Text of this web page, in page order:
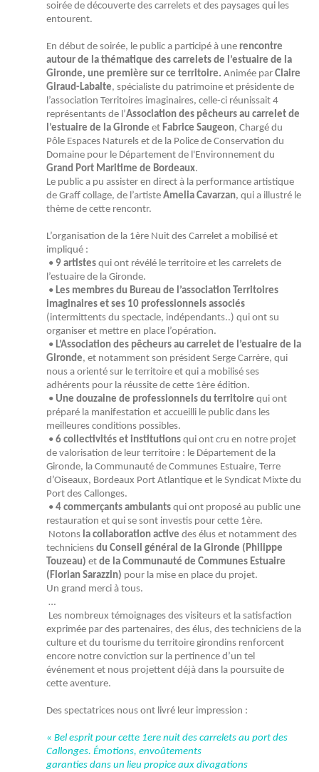
soirée de découverte des carrelets et des paysages qui les
entourent.
En début de soirée, le public a participé à une rencontre
autour de la thématique des carrelets de l’estuaire de la
Gironde, une première sur ce territoire. Animée par Claire
Giraud-Labalte, spécialiste du patrimoine et présidente de
l’association Territoires imaginaires, celle-ci réunissait 4
représentants de l’Association des pêcheurs au carrelet de
l’estuaire de la Gironde et Fabrice Saugeon, Chargé du
Pôle Espaces Naturels et de la Police de Conservation du
Domaine pour le Département de l'Environnement du
Grand Port Maritime de Bordeaux.
Le public a pu assister en direct à la performance artistique
de Graff collage, de l’artiste Amelia Cavarzan, qui a illustré le
thème de cette rencontr.
L’organisation de la 1ère Nuit des Carrelet a mobilisé et
impliqué :
• 9 artistes qui ont révélé le territoire et les carrelets de
l’estuaire de la Gironde.
• Les membres du Bureau de l’association Territoires
imaginaires et ses 10 professionnels associés
(intermittents du spectacle, indépendants..) qui ont su
organiser et mettre en place l’opération.
• L’Association des pêcheurs au carrelet de l’estuaire de la
Gironde, et notamment son président Serge Carrère, qui
nous a orienté sur le territoire et qui a mobilisé ses
adhérents pour la réussite de cette 1ère édition.
• Une douzaine de professionnels du territoire qui ont
préparé la manifestation et accueilli le public dans les
meilleures conditions possibles.
• 6 collectivités et institutions qui ont cru en notre projet
de valorisation de leur territoire : le Département de la
Gironde, la Communauté de Communes Estuaire, Terre
d’Oiseaux, Bordeaux Port Atlantique et le Syndicat Mixte du
Port des Callonges.
• 4 commerçants ambulants qui ont proposé au public une
restauration et qui se sont investis pour cette 1ère.
Notons la collaboration active des élus et notamment des
techniciens du Conseil général de la Gironde (Philippe
Touzeau) et de la Communauté de Communes Estuaire
(Florian Sarazzin) pour la mise en place du projet.
Un grand merci à tous.
…
Les nombreux témoignages des visiteurs et la satisfaction
exprimée par des partenaires, des élus, des techniciens de la
culture et du tourisme du territoire girondins renforcent
encore notre conviction sur la pertinence d’un tel
événement et nous projettent déjà dans la poursuite de
cette aventure.
Des spectatrices nous ont livré leur impression :
« Bel esprit pour cette 1ere nuit des carrelets au port des
Callonges. Émotions, envoûtements
garanties dans un lieu propice aux divagations